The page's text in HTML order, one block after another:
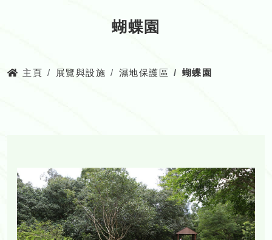
蝴蝶園
主頁 展覽與設施 濕地保護區 蝴蝶園